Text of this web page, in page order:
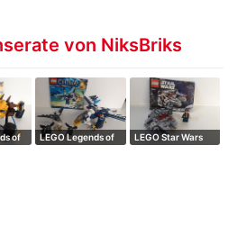
von NiksBriks
of
LEGO Legends of
LEGO Star Wars